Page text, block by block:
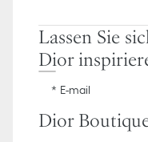
Lassen Sie
Dior
E-mail
Dior